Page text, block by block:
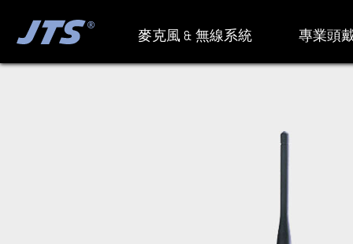
麥克風 & 無線系統 專業頭